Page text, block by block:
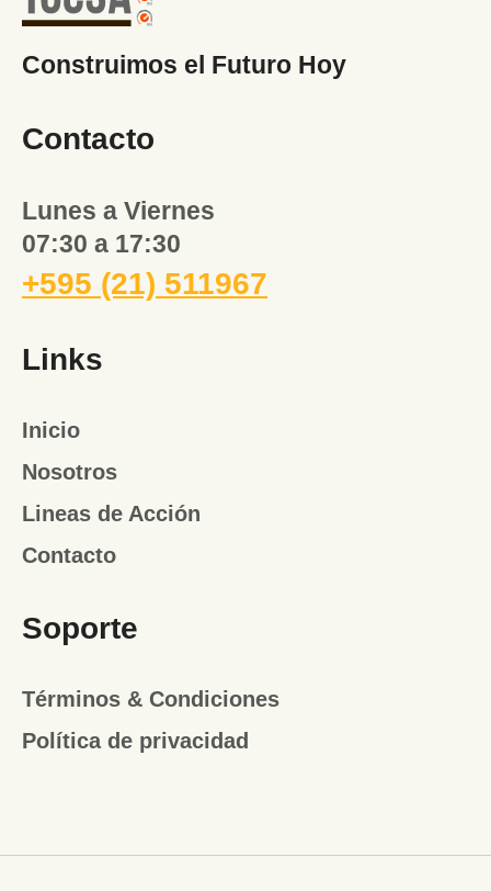
Construimos el Futuro Hoy
Contacto
Lunes a Viernes
07:30 a 17:30
+595 (21) 511967
Links
Inicio
Nosotros
Lineas de Acción
Contacto
Soporte
Términos & Condiciones
Política de privacidad